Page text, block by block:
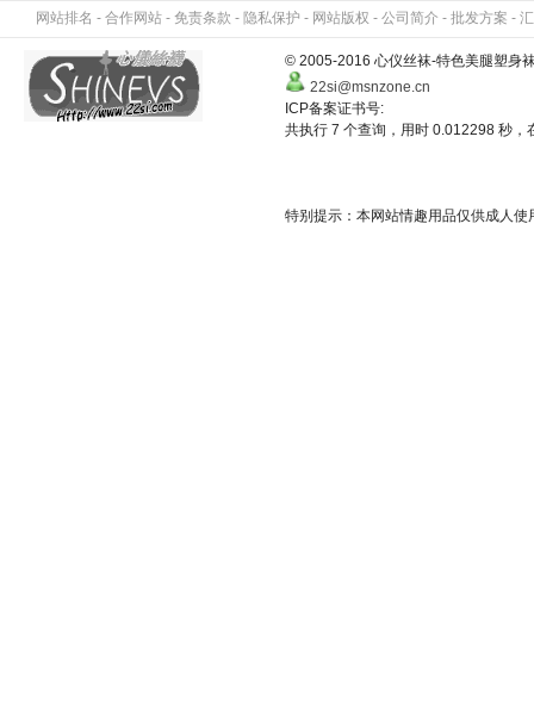
网站排名 - 合作网站 - 免责条款 - 隐私保护 - 网站版权 - 公司简介 - 批发方案 -
© 2005-2016 心仪丝袜-特色美腿塑身
22si@msnzone.cn
ICP备案证书号:
共执行 7 个查询，用时 0.012298 秒
特别提示：本网站情趣用品仅供成人